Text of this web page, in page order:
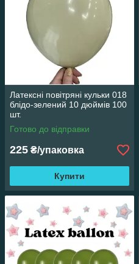
Латексні повітряні кульки 018
блідо-зелений 10 дюймів 100
шт.
Готово до відправки
225 ₴/упаковка
Купити